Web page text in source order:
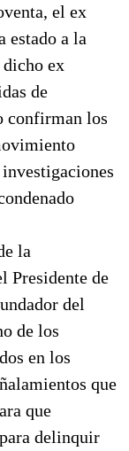
el ex
estado a la
ex
de
confirman los
la
Presidente de
del
de los
en los
que
que
delinquir